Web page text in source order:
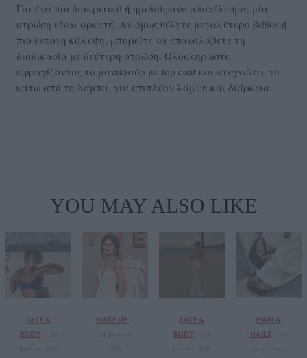
Για ένα πιο διακριτικό ή ημιδιάφανο αποτέλεσμα, μία
στρώση είναι αρκετή. Αν όμως θέλετε μεγαλύτερο βάθος ή
πιο έντονη κάλυψη, μπορείτε να επαναλάβετε τη
διαδικασία με δεύτερη στρώση. Ολοκληρώστε
σφραγίζοντας το μανικιούρ με top coat και στεγνώστε το
κάτω από τη λάμπα, για επιπλέον λάμψη και διάρκεια.
YOU MAY ALSO LIKE
FACE &
BODY
MAKE UP
FACE &
BODY
HAIR &
NAILS